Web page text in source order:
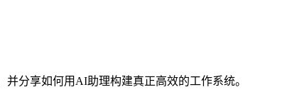
分享如何用AI助理构建真正高效的工作系统。